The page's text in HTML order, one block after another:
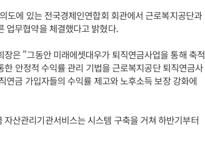
도에 있는 전국경제인연합회 회관에서 근로복지공단과
업무협약을 체결했다고 밝혔다.
은 "그동안 미래에셋대우가 퇴직연금사업을 통해 축적
안정적 수익률 관리 기법을 근로복지공단 퇴직연금사
금 가입자들의 수익률 제고와 노후소득 보장 강화에
산관리기관서비스는 시스템 구축을 거쳐 하반기부터